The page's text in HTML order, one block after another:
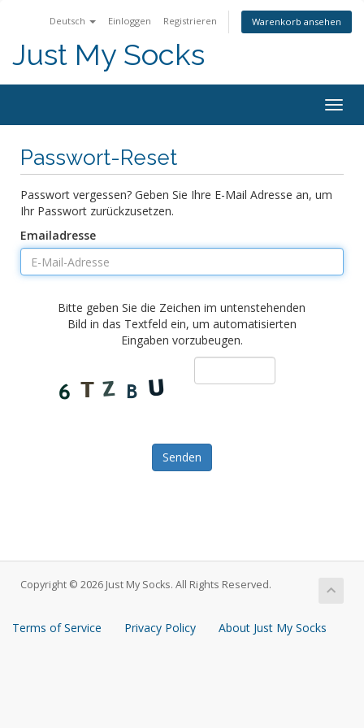
Deutsch Einloggen Registrieren Warenkorb ansehen
Just My Socks
Passwort-Reset
Passwort vergessen? Geben Sie Ihre E-Mail Adresse an, um
Ihr Passwort zurückzusetzen.
Emailadresse
Bitte geben Sie die Zeichen im untenstehenden
Bild in das Textfeld ein, um automatisierten
Eingaben vorzubeugen.
Senden
Copyright © 2026 Just My Socks. All Rights Reserved.
Terms of Service Privacy Policy About Just My Socks